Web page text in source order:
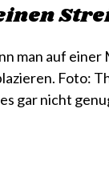
man auf
Foto:
gar nicht